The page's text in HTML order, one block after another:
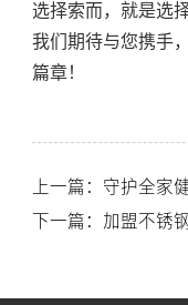
选择索而，就是选
我们期待与您携手
篇章！